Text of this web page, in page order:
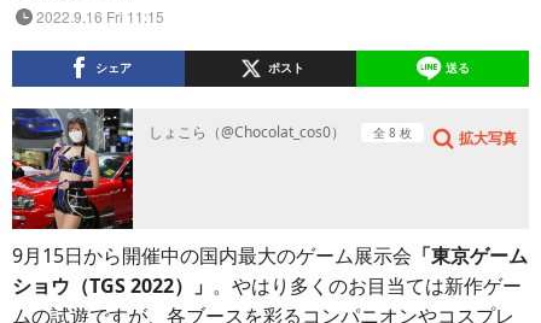
2022.9.16 Fri 11:15
シェア ポスト 送る
しょこら（@Chocolat_cos0） 全 8 枚 拡大写真
9月15日から開催中の国内最大のゲーム展示会 「東京ゲーム
ショウ（TGS 2022）」 。やはり多くのお目当ては新作ゲー
ムの試遊ですが、各ブースを彩るコンパニオンやコスプレ